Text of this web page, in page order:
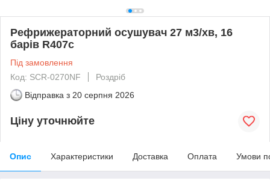
Рефрижераторний осушувач 27 м3/хв, 16
барів R407c
Під замовлення
Код: SCR-0270NF
Роздріб
Відправка з 20 серпня 2026
Ціну уточнюйте
Опис Характеристики Доставка Оплата Умови